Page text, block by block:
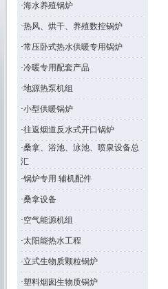
·海水养殖锅炉
·热风、烘干、养殖数控锅炉
·常压卧式热水供暖专用锅炉
·冷暖专用配套产品
·地源热泵机组
·小型供暖锅炉
·往返烟道反水式开口锅炉
·桑拿、浴池、泳池、喷泉设备总
汇
·锅炉专用 辅机配件
·桑拿设备
·空气能源机组
·太阳能热水工程
·立式生物质颗粒锅炉
·塑料烟囱生物质锅炉